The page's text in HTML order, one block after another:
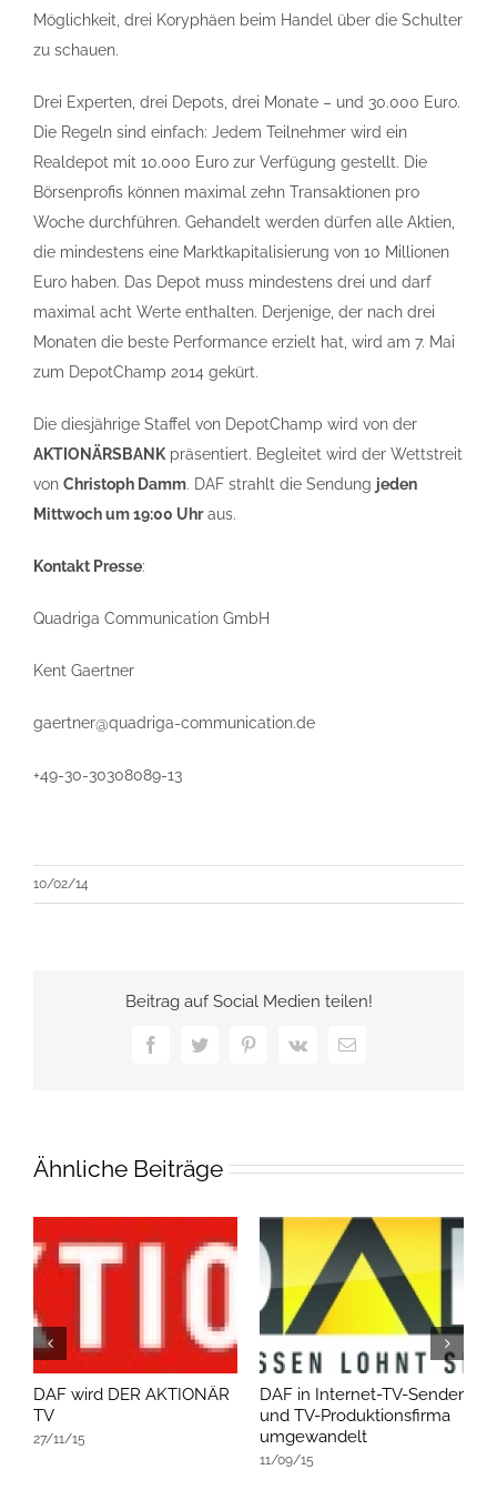
Möglichkeit, drei Koryphäen beim Handel über die Schulter
zu schauen.
Drei Experten, drei Depots, drei Monate – und 30.000 Euro.
Die Regeln sind einfach: Jedem Teilnehmer wird ein
Realdepot mit 10.000 Euro zur Verfügung gestellt. Die
Börsenprofis können maximal zehn Transaktionen pro
Woche durchführen. Gehandelt werden dürfen alle Aktien,
die mindestens eine Marktkapitalisierung von 10 Millionen
Euro haben. Das Depot muss mindestens drei und darf
maximal acht Werte enthalten. Derjenige, der nach drei
Monaten die beste Performance erzielt hat, wird am 7. Mai
zum DepotChamp 2014 gekürt.
Die diesjährige Staffel von DepotChamp wird von der
AKTIONÄRSBANK präsentiert. Begleitet wird der Wettstreit
von Christoph Damm. DAF strahlt die Sendung jeden
Mittwoch um 19:00 Uhraus.
Kontakt Presse:
Quadriga Communication GmbH
Kent Gaertner
gaertner@quadriga-communication.de
+49-30-30308089-13
10/02/14
Beitrag auf Social Medien teilen!
FacebookTwitterPinterest
Vk
E-
Ähnliche Beiträge
DAF wird DER AKTIONÄR
TV
27/11/15
DAF in Internet-TV-Sender
und TV-Produktionsfirma
umgewandelt
11/09/15